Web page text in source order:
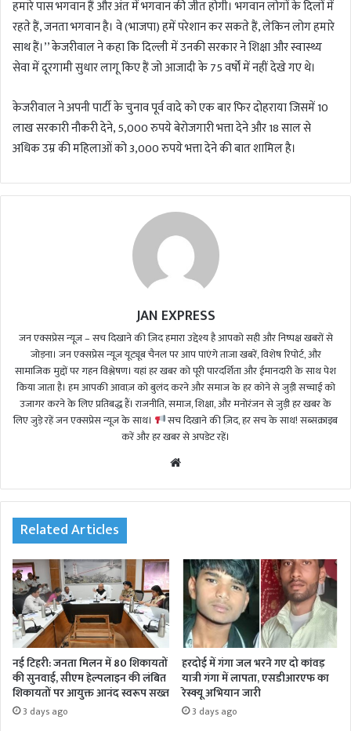
हमारे पास भगवान हैं और अंत में भगवान की जीत होगी। भगवान लोगों के दिलों में
रहते हैं, जनता भगवान है। वे (भाजपा) हमें परेशान कर सकते हैं, लेकिन लोग हमारे
साथ हैं।’’ केजरीवाल ने कहा कि दिल्ली में उनकी सरकार ने शिक्षा और स्वास्थ्य
सेवा में दूरगामी सुधार लागू किए हैं जो आजादी के 75 वर्षों में नहीं देखे गए थे।
केजरीवाल ने अपनी पार्टी के चुनाव पूर्व वादे को एक बार फिर दोहराया जिसमें 10
लाख सरकारी नौकरी देने, 5,000 रुपये बेरोजगारी भत्ता देने और 18 साल से
अधिक उम्र की महिलाओं को 3,000 रुपये भत्ता देने की बात शामिल है।
JAN EXPRESS
जन एक्सप्रेस न्यूज़ – सच दिखाने की ज़िद हमारा उद्देश्य है आपको सही और निष्पक्ष खबरों से
जोड़ना। जन एक्सप्रेस न्यूज़ यूट्यूब चैनल पर आप पाएंगे ताजा खबरें, विशेष रिपोर्ट, और
सामाजिक मुद्दों पर गहन विश्लेषण। यहां हर खबर को पूरी पारदर्शिता और ईमानदारी के साथ पेश
किया जाता है। हम आपकी आवाज़ को बुलंद करने और समाज के हर कोने से जुड़ी सच्चाई को
उजागर करने के लिए प्रतिबद्ध हैं। राजनीति, समाज, शिक्षा, और मनोरंजन से जुड़ी हर खबर के
लिए जुड़े रहें जन एक्सप्रेस न्यूज़ के साथ।
सच दिखाने की ज़िद, हर सच के साथ! सब्सक्राइब
करें और हर खबर से अपडेट रहें।
te
Related Articles
नई टिहरी: जनता मिलन में 80 शिकायतों
की सुनवाई, सीएम हेल्पलाइन की लंबित
शिकायतों पर आयुक्त आनंद स्वरूप सख्त
3 days ago
हरदोई में गंगा जल भरने गए दो कांवड़
यात्री गंगा में लापता, एसडीआरएफ का
रेस्क्यू अभियान जारी
3 days ago